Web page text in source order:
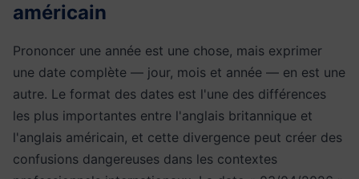
américain
Prononcer une année est une chose, mais exprimer
une date complète — jour, mois et année — en est une
autre. Le format des dates est l'une des différences
les plus importantes entre l'anglais britannique et
l'anglais américain, et cette divergence peut créer des
confusions dangereuses dans les contextes